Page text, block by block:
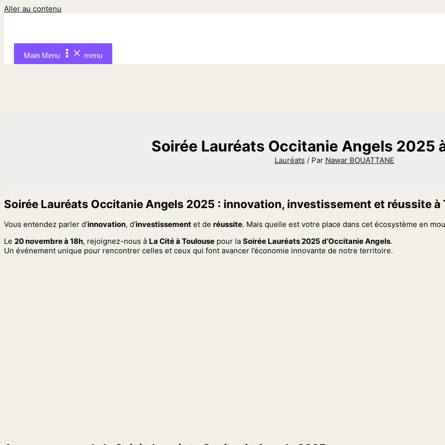
Aller au contenu
Main Menu menu
Soirée Lauréats Occitanie Angels 2025
Lauréats / Par Nawar BOUATTANE
Soirée Lauréats Occitanie Angels 2025 : innovation, investissement et réussite à
Vous entendez parler d’innovation, d’investissement et de réussite. Mais quelle est votre place dans cet écosystème en
Le 20 novembre à 18h, rejoignez-nous à La Cité à Toulouse pour la Soirée Lauréats 2025 d’Occitanie Angels.
Un événement unique pour rencontrer celles et ceux qui font avancer l’économie innovante de notre territoire.